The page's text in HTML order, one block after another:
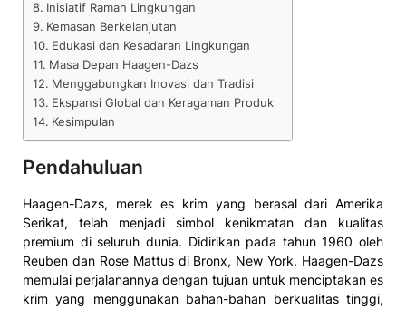
Inisiatif Ramah Lingkungan
Kemasan Berkelanjutan
Edukasi dan Kesadaran Lingkungan
Masa Depan Haagen-Dazs
Menggabungkan Inovasi dan Tradisi
Ekspansi Global dan Keragaman Produk
Kesimpulan
Pendahuluan
Haagen-Dazs, merek es krim yang berasal dari Amerika
Serikat, telah menjadi simbol kenikmatan dan kualitas
premium di seluruh dunia. Didirikan pada tahun 1960 oleh
Reuben dan Rose Mattus di Bronx, New York. Haagen-Dazs
memulai perjalanannya dengan tujuan untuk menciptakan es
krim yang menggunakan bahan-bahan berkualitas tinggi,